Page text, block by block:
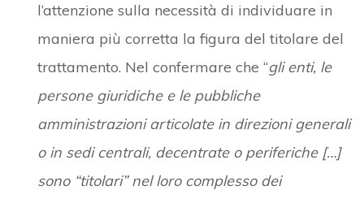
l’attenzione sulla necessità di individuare in
maniera più corretta la figura del titolare del
trattamento. Nel confermare che “gli enti, le
persone giuridiche e le pubbliche
amministrazioni articolate in direzioni generali
o in sedi centrali, decentrate o periferiche […]
sono “titolari” nel loro complesso dei